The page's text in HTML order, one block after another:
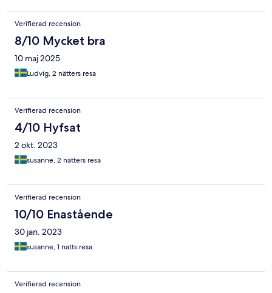
Verifierad recension
8/10 Mycket bra
10 maj 2025
Ludvig, 2 nätters resa
Verifierad recension
4/10 Hyfsat
2 okt. 2023
susanne, 2 nätters resa
Verifierad recension
10/10 Enastående
30 jan. 2023
susanne, 1 natts resa
Verifierad recension